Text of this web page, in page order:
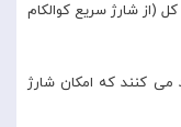
در هر پورت یا 12 آمپر در کل (از شارژ سریع کوالکام
می کنند که امکان شارژ